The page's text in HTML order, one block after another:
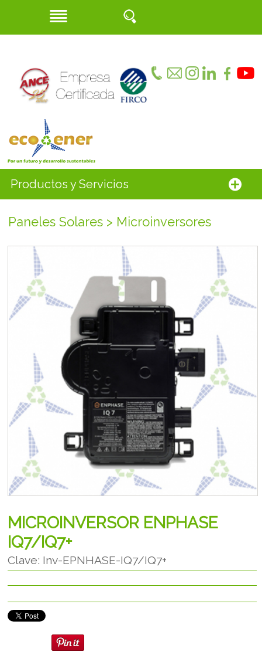
Productos y Servicios
Paneles Solares > Microinversores
MICROINVERSOR ENPHASE
IQ7/IQ7+
Clave: Inv-EPNHASE-IQ7/IQ7+